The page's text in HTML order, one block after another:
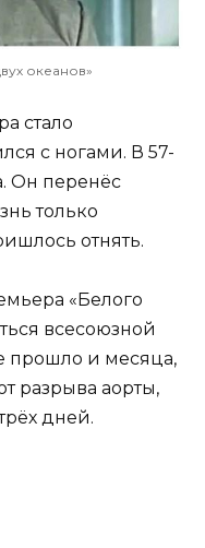
океанов»
стало
с ногами. В 57-
Он перенёс
только
отнять.
«Белого
всесоюзной
прошло и месяца,
разрыва аорты,
дней.